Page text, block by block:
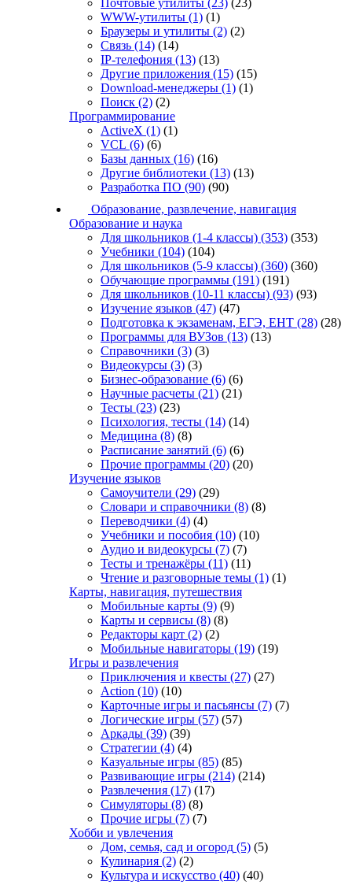
Почтовые утилиты (23) (23)
WWW-утилиты (1) (1)
Браузеры и утилиты (2) (2)
Связь (14) (14)
IP-телефония (13) (13)
Другие приложения (15) (15)
Download-менеджеры (1) (1)
Поиск (2) (2)
Программирование
ActiveX (1) (1)
VCL (6) (6)
Базы данных (16) (16)
Другие библиотеки (13) (13)
Разработка ПО (90) (90)
Образование, развлечение, навигация
Образование и наука
Для школьников (1-4 классы) (353) (353)
Учебники (104) (104)
Для школьников (5-9 классы) (360) (360)
Обучающие программы (191) (191)
Для школьников (10-11 классы) (93) (93)
Изучение языков (47) (47)
Подготовка к экзаменам, ЕГЭ, ЕНТ (28) (28)
Программы для ВУЗов (13) (13)
Справочники (3) (3)
Видеокурсы (3) (3)
Бизнес-образование (6) (6)
Научные расчеты (21) (21)
Тесты (23) (23)
Психология, тесты (14) (14)
Медицина (8) (8)
Расписание занятий (6) (6)
Прочие программы (20) (20)
Изучение языков
Самоучители (29) (29)
Словари и справочники (8) (8)
Переводчики (4) (4)
Учебники и пособия (10) (10)
Аудио и видеокурсы (7) (7)
Тесты и тренажёры (11) (11)
Чтение и разговорные темы (1) (1)
Карты, навигация, путешествия
Мобильные карты (9) (9)
Карты и сервисы (8) (8)
Редакторы карт (2) (2)
Мобильные навигаторы (19) (19)
Игры и развлечения
Приключения и квесты (27) (27)
Action (10) (10)
Карточные игры и пасьянсы (7) (7)
Логические игры (57) (57)
Аркады (39) (39)
Стратегии (4) (4)
Казуальные игры (85) (85)
Развивающие игры (214) (214)
Развлечения (17) (17)
Симуляторы (8) (8)
Прочие игры (7) (7)
Хобби и увлечения
Дом, семья, сад и огород (5) (5)
Кулинария (2) (2)
Культура и искусство (40) (40)